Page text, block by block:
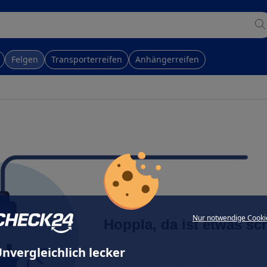
Nur notwendige
lecker
Felgen Transporterreifen Anhängerreifen
Hoppla, da ist etwas